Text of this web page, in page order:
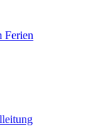
Ferien